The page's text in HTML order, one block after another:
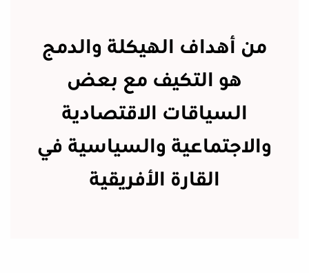
من أهداف الهيكلة والدمج
هو التكيف مع بعض
السياقات الاقتصادية
والاجتماعية والسياسية في
القارة الأفريقية